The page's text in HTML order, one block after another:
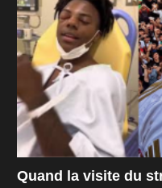
Quand la visite du